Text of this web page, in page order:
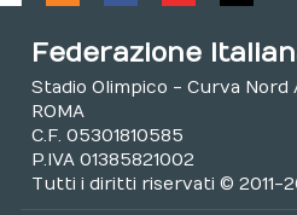
Federazione
Stadio Olimpico - Curva Nord
ROMA
C.F. 05301810585
P.IVA 01385821002
Tutti i diritti riservati © 2011-